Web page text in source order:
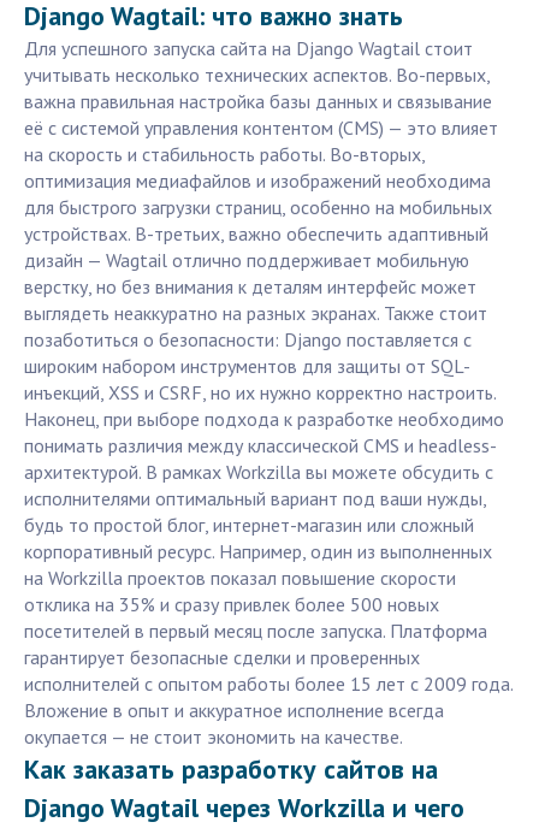
Django Wagtail: что важно знать
Для успешного запуска сайта на Django Wagtail стоит
учитывать несколько технических аспектов. Во-первых,
важна правильная настройка базы данных и связывание
её с системой управления контентом (CMS) — это влияет
на скорость и стабильность работы. Во-вторых,
оптимизация медиафайлов и изображений необходима
для быстрого загрузки страниц, особенно на мобильных
устройствах. В-третьих, важно обеспечить адаптивный
дизайн — Wagtail отлично поддерживает мобильную
верстку, но без внимания к деталям интерфейс может
выглядеть неаккуратно на разных экранах. Также стоит
позаботиться о безопасности: Django поставляется с
широким набором инструментов для защиты от SQL-
инъекций, XSS и CSRF, но их нужно корректно настроить.
Наконец, при выборе подхода к разработке необходимо
понимать различия между классической CMS и headless-
архитектурой. В рамках Workzilla вы можете обсудить с
исполнителями оптимальный вариант под ваши нужды,
будь то простой блог, интернет-магазин или сложный
корпоративный ресурс. Например, один из выполненных
на Workzilla проектов показал повышение скорости
отклика на 35% и сразу привлек более 500 новых
посетителей в первый месяц после запуска. Платформа
гарантирует безопасные сделки и проверенных
исполнителей с опытом работы более 15 лет с 2009 года.
Вложение в опыт и аккуратное исполнение всегда
окупается — не стоит экономить на качестве.
Как заказать разработку сайтов на
Django Wagtail через Workzilla и чего